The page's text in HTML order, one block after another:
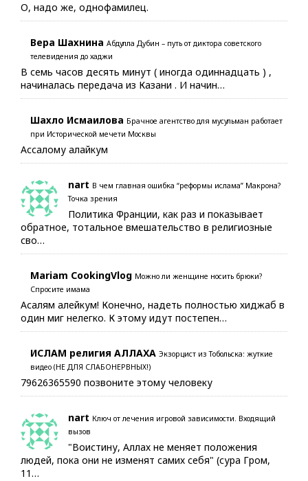
О, надо же, однофамилец.
Вера Шахнина Абдулла Дубин – путь от диктора советского
телевидения до хаджи
В семь часов десять минут ( иногда одиннадцать ) ,
начиналась передача из Казани . И начин…
Шахло Исмаилова Брачное агентство для мусульман работает
при Исторической мечети Москвы
Ассалому алайкум
nart В чем главная ошибка “реформы ислама” Макрона?
Точка зрения
Политика Франции, как раз и показывает
обратное, тотальное вмешательство в религиозные
сво…
Mariam CookingVlog Можно ли женщине носить брюки?
Спросите имама
Асалям алейкум! Конечно, надеть полностью хиджаб в
один миг нелегко. К этому идут постепен…
ИСЛАМ религия АЛЛАХА Экзорцист из Тобольска: жуткие
видео (НЕ ДЛЯ СЛАБОНЕРВНЫХ!)
79626365590 позвоните этому человеку
nart Ключ от лечения игровой зависимости. Входящий
вызов
"Воистину, Аллах не меняет положения
людей, пока они не изменят самих себя" (сура Гром,
11…